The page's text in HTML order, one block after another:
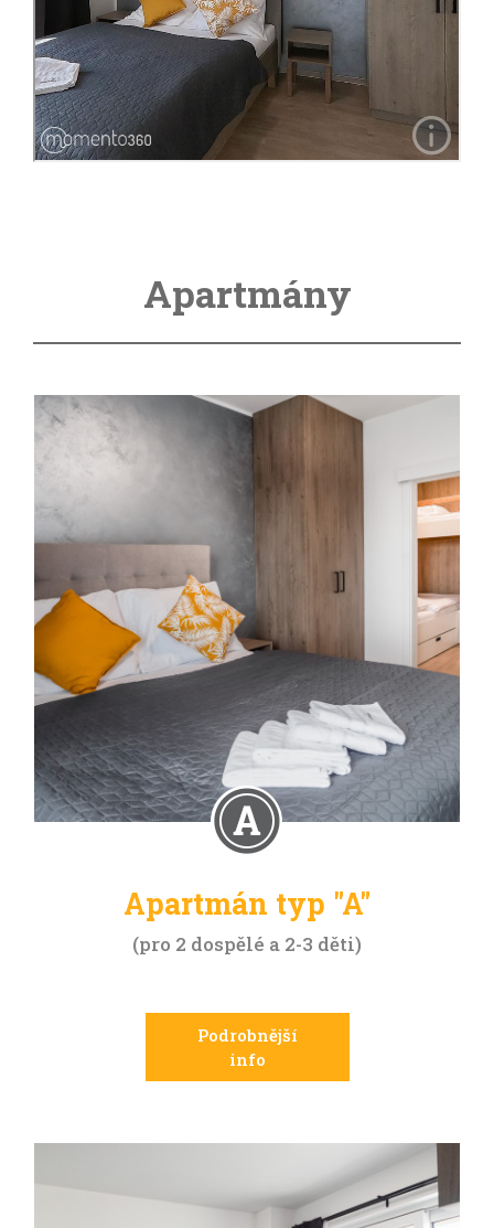
Apartmány
Apartmán typ "A"
pro 2 dospělé a 2-3 děti
Podrobnější
info